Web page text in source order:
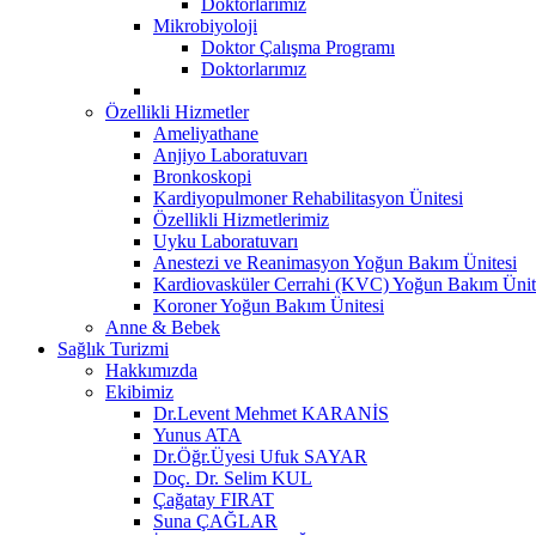
Mikrobiyoloji
Doktor Çalışma Programı
Doktorlarımız
Özellikli Hizmetler
Ameliyathane
Anjiyo Laboratuvarı
Bronkoskopi
Kardiyopulmoner Rehabilitasyon Ünitesi
Özellikli Hizmetlerimiz
Uyku Laboratuvarı
Anestezi ve Reanimasyon Yoğun Bakım Ünitesi
Kardiovasküler Cerrahi (KVC) Yoğun Bakım
Koroner Yoğun Bakım Ünitesi
Anne & Bebek
Sağlık Turizmi
Hakkımızda
Ekibimiz
Dr.Levent Mehmet KARANİS
Yunus ATA
Dr.Öğr.Üyesi Ufuk SAYAR
Doç. Dr. Selim KUL
Çağatay FIRAT
Suna ÇAĞLAR